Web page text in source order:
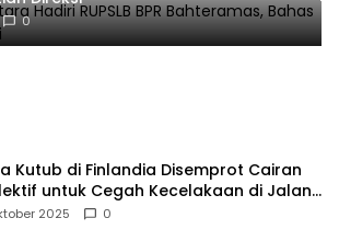
0
Kutub di Finlandia Disemprot Cairan
untuk Cegah Kecelakaan di Jalan
2025 0